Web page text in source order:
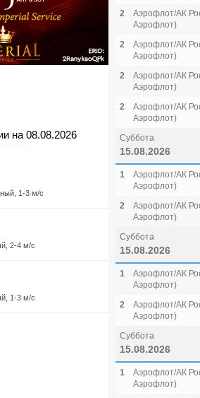
на 08.08.2026
1-3 м/с
2-4 м/с
1-3 м/с
2
Аэрофлот/АК
Аэрофлот)
2
Аэрофлот/АК
Аэрофлот)
2
Аэрофлот/АК
Аэрофлот)
2
Аэрофлот/АК
Аэрофлот)
Суббота
15.08.2026
1
Аэрофлот/АК
Аэрофлот)
2
Аэрофлот/АК
Аэрофлот)
Суббота
15.08.2026
1
Аэрофлот/АК
Аэрофлот)
2
Аэрофлот/АК
Аэрофлот)
Суббота
15.08.2026
1
Аэрофлот/АК
Аэрофлот)